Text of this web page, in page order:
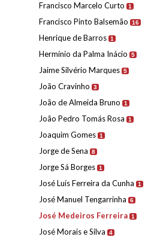
Francisco Marcelo Curto 1
Francisco Pinto Balsemão 16
Henrique de Barros 1
Hermínio da Palma Inácio 5
Jaime Silvério Marques 5
João Cravinho 3
João de Almeida Bruno 1
João Pedro Tomás Rosa 1
Joaquim Gomes 1
Jorge de Sena 8
Jorge Sá Borges 1
José Luís Ferreira da Cunha 1
José Manuel Tengarrinha 6
José Medeiros Ferreira 1
José Morais e Silva 4